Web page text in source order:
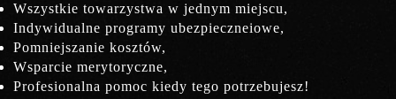
Wszystkie towarzystwa w jednym miejscu,
Indywidualne programy ubezpieczneiowe,
Pomniejszanie kosztów,
Wsparcie merytoryczne,
Profesionalna pomoc kiedy tego potrzebujesz!